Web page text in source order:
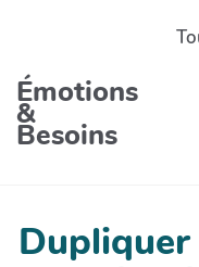
Aller au contenu
Émotions
&
Besoins